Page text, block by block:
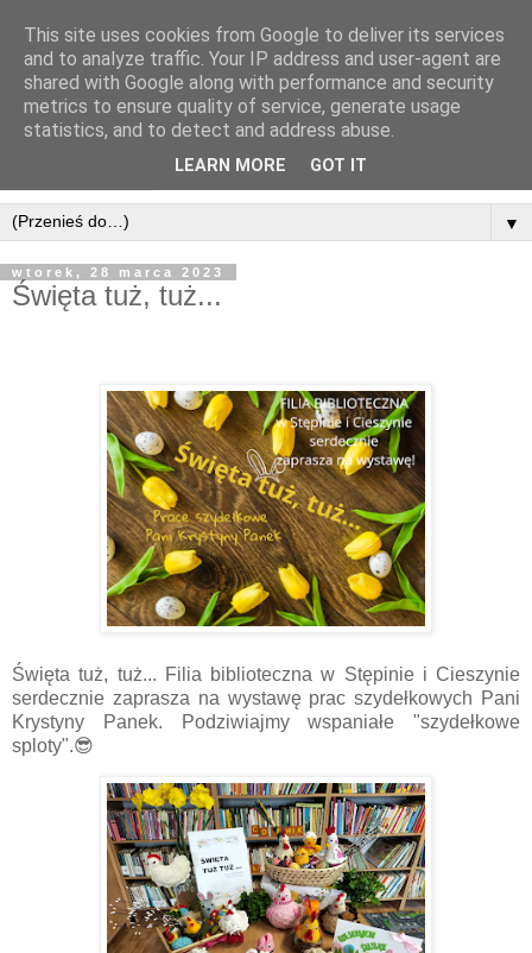
▼
wtorek, 28 marca 2023
Święta tuż, tuż...
Święta tuż, tuż... Filia biblioteczna w Stępinie i Cieszynie
serdecznie zaprasza na wystawę prac szydełkowych Pani
Krystyny Panek. Podziwiajmy wspaniałe "szydełkowe
sploty".😎
This site uses cookies from Google to deliver its services
and to analyze traffic. Your IP address and user-agent are
shared with Google along with performance and security
metrics to ensure quality of service, generate usage
statistics, and to detect and address abuse.
LEARN MORE GOT IT